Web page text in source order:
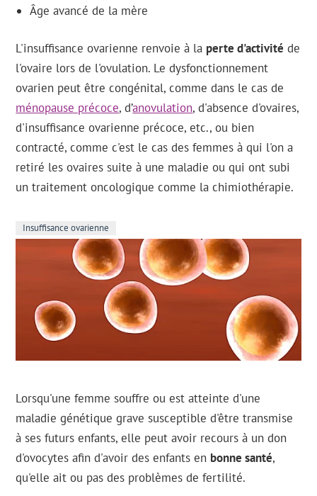
Âge avancé de la mère
L'insuffisance ovarienne renvoie à la perte d'activité de
l'ovaire lors de l'ovulation. Le dysfonctionnement
ovarien peut être congénital, comme dans le cas de
ménopause précoce, d’anovulation, d'absence d'ovaires,
d'insuffisance ovarienne précoce, etc., ou bien
contracté, comme c'est le cas des femmes à qui l'on a
retiré les ovaires suite à une maladie ou qui ont subi
un traitement oncologique comme la chimiothérapie.
Insuffisance ovarienne
Lorsqu'une femme souffre ou est atteinte d'une
maladie génétique grave susceptible d'être transmise
à ses futurs enfants, elle peut avoir recours à un don
d'ovocytes afin d'avoir des enfants en bonne santé,
qu'elle ait ou pas des problèmes de fertilité.